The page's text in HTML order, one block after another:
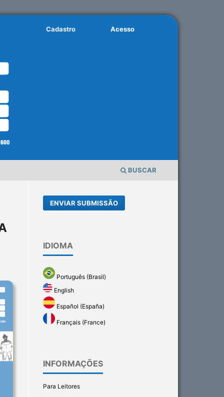
BUSCAR
Cadastro Acesso
ENVIAR SUBMISSÃO
IDIOMA
Português (Brasil)
English
Español (España)
Français (France)
INFORMAÇÕES
Para Leitores